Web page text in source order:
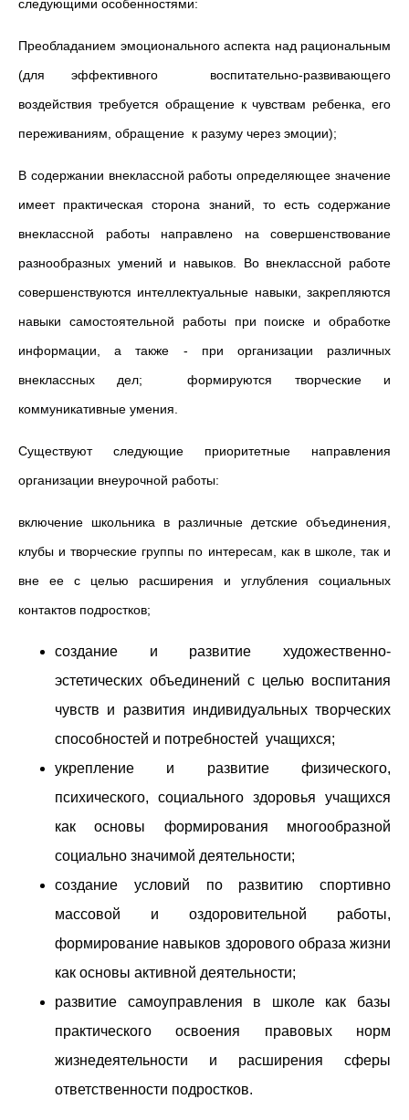
следующими особенностями:
Преобладанием эмоционального аспекта над рациональным
(для эффективного воспитательно-развивающего
воздействия требуется обращение к чувствам ребенка, его
переживаниям, обращение к разуму через эмоции);
В содержании внеклассной работы определяющее значение
имеет практическая сторона знаний, то есть содержание
внеклассной работы направлено на совершенствование
разнооб­разных умений и навыков. Во внеклассной работе
совершенствуют­ся интеллектуальные навыки, закрепляются
навыки самостоятельной работы при поис­ке и обработке
информации, а также - при организации различных
внеклассных дел; формируются творческие и
коммуникативные умения.
Существуют следующие приоритетные направления
организации внеурочной работы:
включение школьника в различные детские объединения,
клубы и творческие группы по интересам, как в школе, так и
вне ее с целью расширения и углубления социальных
контактов подростков;
создание и развитие художественно-
эстетических объединений с целью воспитания
чувств и развития индивидуальных творческих
способностей и потребностей учащихся;
укрепление и развитие физического,
психического, социального здоровья учащихся
как основы формирования многообразной
социально значимой деятельности;
создание условий по развитию спортивно
массовой и оздоровительной работы,
формирование навыков здорового образа жизни
как основы активной деятельности;
развитие самоуправления в школе как базы
практического освоения правовых норм
жизнедеятельности и расширения сферы
ответственности подростков.